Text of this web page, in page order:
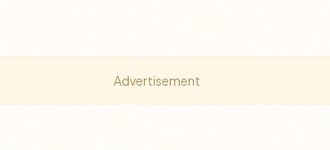
Advertisement